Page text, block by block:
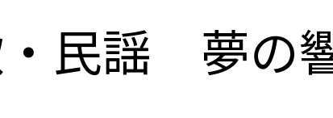
民謡 夢の